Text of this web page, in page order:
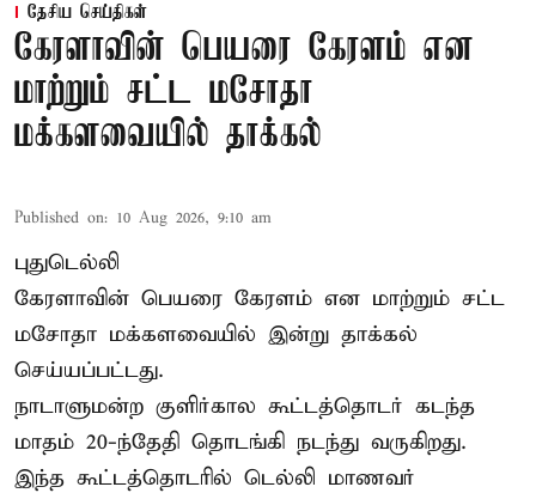
தேசிய செய்திகள்
கேரளாவின் பெயரை கேரளம் என
மாற்றும் சட்ட மசோதா
மக்களவையில் தாக்கல்
Published on: 10 Aug 2026, 9:10 am
புதுடெல்லி
கேரளாவின் பெயரை கேரளம் என மாற்றும் சட்ட
மசோதா மக்களவையில் இன்று தாக்கல்
செய்யப்பட்டது.
நாடாளுமன்ற குளிர்கால கூட்டத்தொடர் கடந்த
மாதம் 20-ந்தேதி தொடங்கி நடந்து வருகிறது.
இந்த கூட்டத்தொடரில் டெல்லி மாணவர்